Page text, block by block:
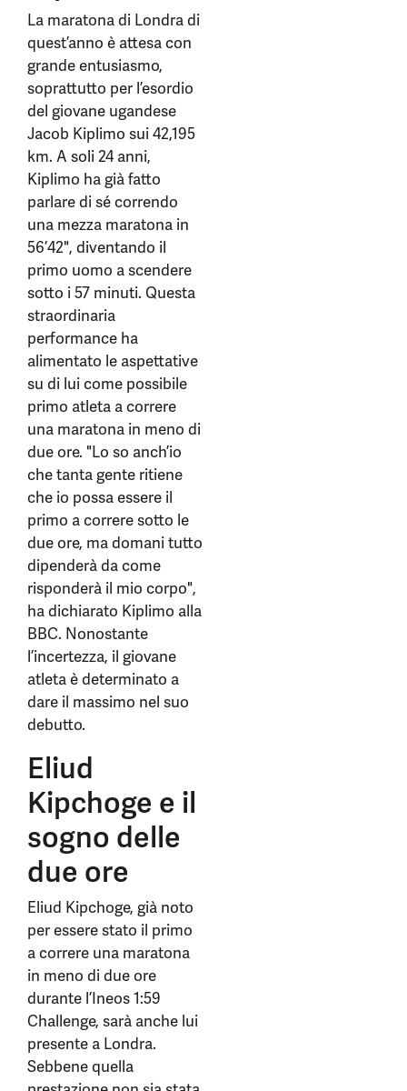
La maratona di Londra di
quest’anno è attesa con
grande entusiasmo,
soprattutto per l’esordio
del giovane ugandese
Jacob Kiplimo sui 42,195
km. A soli 24 anni,
Kiplimo ha già fatto
parlare di sé correndo
una mezza maratona in
56’42", diventando il
primo uomo a scendere
sotto i 57 minuti. Questa
straordinaria
performance ha
alimentato le aspettative
su di lui come possibile
primo atleta a correre
una maratona in meno di
due ore. "Lo so anch’io
che tanta gente ritiene
che io possa essere il
primo a correre sotto le
due ore, ma domani tutto
dipenderà da come
risponderà il mio corpo",
ha dichiarato Kiplimo alla
BBC. Nonostante
l’incertezza, il giovane
atleta è determinato a
dare il massimo nel suo
debutto.
Eliud
Kipchoge e il
sogno delle
due ore
Eliud Kipchoge, già noto
per essere stato il primo
a correre una maratona
in meno di due ore
durante l’Ineos 1:59
Challenge, sarà anche lui
presente a Londra.
Sebbene quella